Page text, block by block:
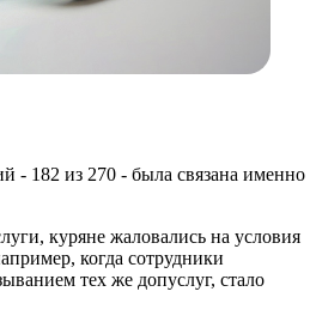
- 182 из 270 - была связана именно
куряне жаловались на условия
когда сотрудники
тех же допуслуг, стало